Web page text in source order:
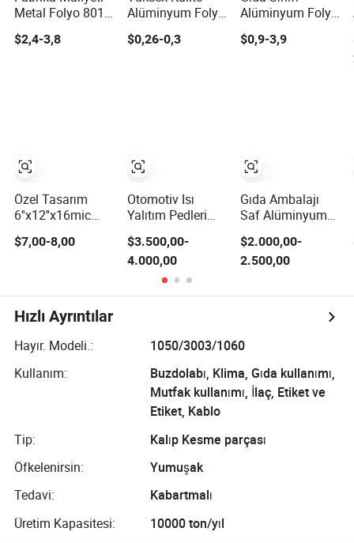
Metal Folyo 8011
10 11 12 14 15
16 Mikron Gıda
$2,4-3,8
Özel Tasarım
6''x12''x16mic
Düzleştirme
Salonu
Stilizasyonu için
$7,00-8,00
Alüminyum Folyo
Catering Jumbo
Ruloları Restoran
$0,26-0,3
Otomotiv Isı
Yalıtım Pedleri
Sınıfı Alüminyum
Folyo Isı Yalıtımı
$3.500,00-
4.000,00
Alüminyum Folyo
Rulo 8011 Alaşım
Isı Yalıtımı
$0,9-3,9
Gıda Ambalajı
Saf Alüminyum
Parlak 1070 1100
1235 3003 H16
Gereçleri 1100
Alüminyum Folyo
$2.000,00-
2.500,00
Hızlı Ayrıntılar
Hayır. Modeli.:
1050/3003/1060
Kullanım:
Buzdolabı, Klima, Gıda kullanımı,
Mutfak kullanımı, İlaç, Etiket ve
Etiket, Kablo
Tip:
Kalıp Kesme parçası
Öfkelenirsin:
Yumuşak
Tedavi:
Kabartmalı
Üretim Kapasitesi:
10000 ton/yıl